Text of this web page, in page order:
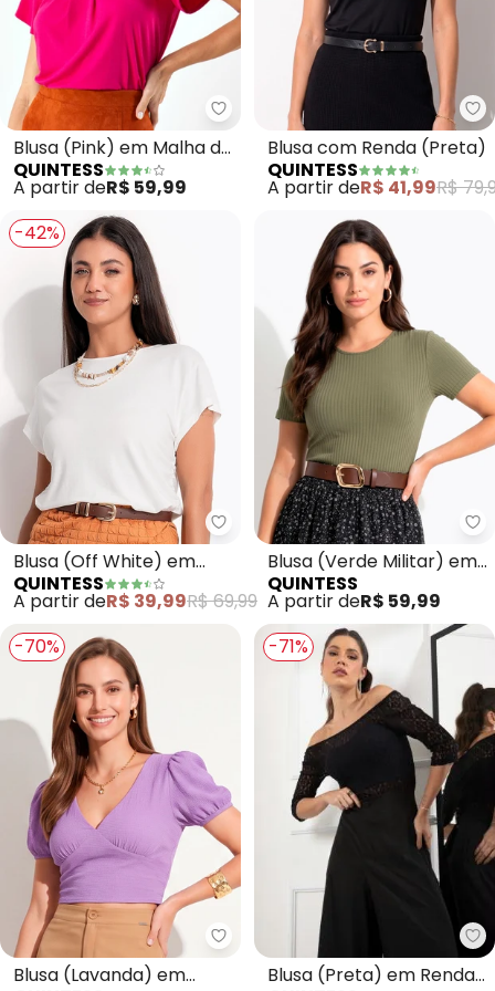
Quintess - Blusa (Pink) em
Blusa (Pink) em Malha de
Viscose
QUINTESS
A partir deR$ 59,99
Blusa com Renda (Preta)
QUINTESS
A partir deR$ 41,99R$
-42%
Quintess - Blusa (Off White)
Blusa (Off White) em
Malha de Viscose
QUINTESS
A partir deR$ 39,99R$ 69,99
Blusa (Verde Militar) em
Malha Canelada
QUINTESS
A partir deR$ 59,99
-70%
Quintess - Blusa (Lavanda) em
Blusa (Lavanda) em
-71%
Blusa (Preta) em Renda